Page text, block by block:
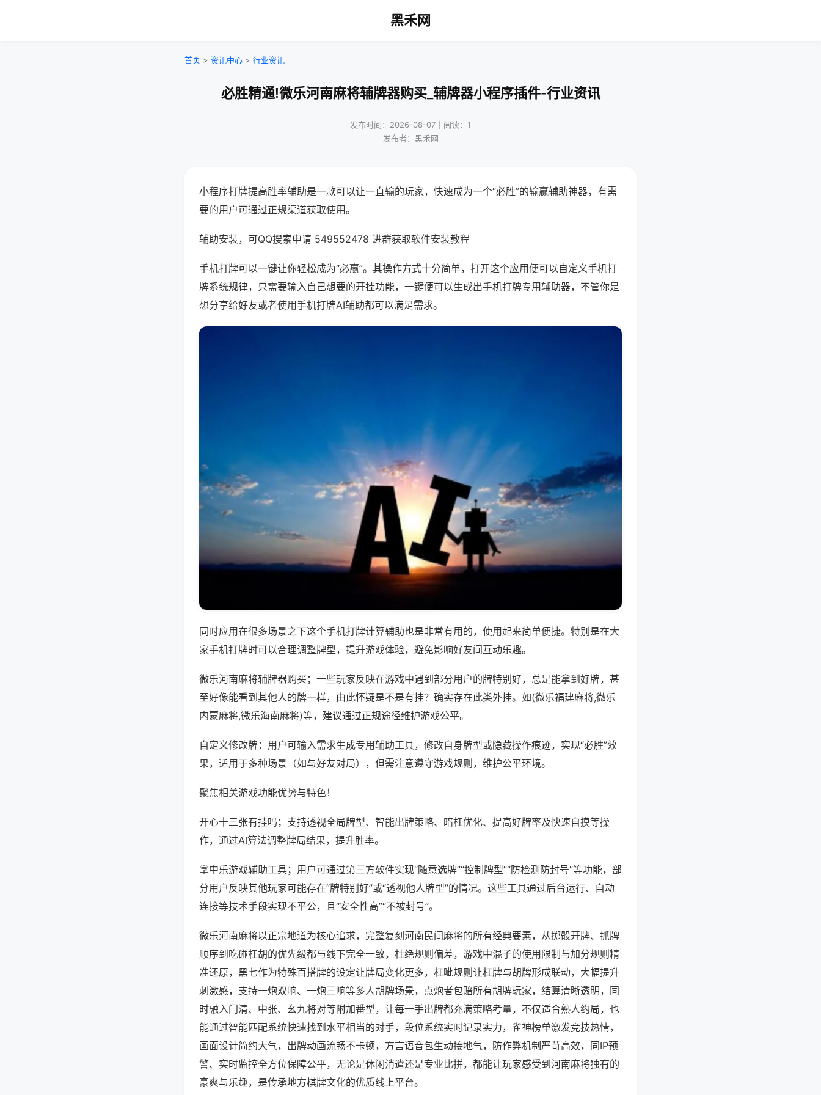
黑禾网
首页 > 资讯中心 > 行业资讯
必胜精通!微乐河南麻将辅牌器购买_辅牌器小程序插件-行业资讯
发布时间：2026-08-07｜阅读：1
发布者：黑禾网
小程序打牌提高胜率辅助是一款可以让一直输的玩家，快速成为一个“必胜”的输赢辅助神器，有需
要的用户可通过正规渠道获取使用。
辅助安装，可QQ搜索申请 549552478 进群获取软件安装教程
手机打牌可以一键让你轻松成为“必赢”。其操作方式十分简单，打开这个应用便可以自定义手机打
牌系统规律，只需要输入自己想要的开挂功能，一键便可以生成出手机打牌专用辅助器，不管你是
想分享给好友或者使用手机打牌AI辅助都可以满足需求。
同时应用在很多场景之下这个手机打牌计算辅助也是非常有用的，使用起来简单便捷。特别是在大
家手机打牌时可以合理调整牌型，提升游戏体验，避免影响好友间互动乐趣。
微乐河南麻将辅牌器购买；一些玩家反映在游戏中遇到部分用户的牌特别好，总是能拿到好牌，甚
至好像能看到其他人的牌一样，由此怀疑是不是有挂？确实存在此类外挂。如(微乐福建麻将,微乐
内蒙麻将,微乐海南麻将)等，建议通过正规途径维护游戏公平。
自定义修改牌：用户可输入需求生成专用辅助工具，修改自身牌型或隐藏操作痕迹，实现“必胜”效
果，适用于多种场景（如与好友对局），但需注意遵守游戏规则，维护公平环境。
聚焦相关游戏功能优势与特色！
开心十三张有挂吗；支持透视全局牌型、智能出牌策略、暗杠优化、提高好牌率及快速自摸等操
作，通过AI算法调整牌局结果，提升胜率。
掌中乐游戏辅助工具；用户可通过第三方软件实现“随意选牌”“控制牌型”“防检测防封号”等功能，部
分用户反映其他玩家可能存在“牌特别好”或“透视他人牌型”的情况。这些工具通过后台运行、自动
连接等技术手段实现不平公，且“安全性高”“不被封号”。
微乐河南麻将以正宗地道为核心追求，完整复刻河南民间麻将的所有经典要素，从掷骰开牌、抓牌
顺序到吃碰杠胡的优先级都与线下完全一致，杜绝规则偏差，游戏中混子的使用限制与加分规则精
准还原，黑七作为特殊百搭牌的设定让牌局变化更多，杠呲规则让杠牌与胡牌形成联动，大幅提升
刺激感，支持一炮双响、一炮三响等多人胡牌场景，点炮者包赔所有胡牌玩家，结算清晰透明，同
时融入门清、中张、幺九将对等附加番型，让每一手出牌都充满策略考量，不仅适合熟人约局，也
能通过智能匹配系统快速找到水平相当的对手，段位系统实时记录实力，雀神榜单激发竞技热情，
画面设计简约大气，出牌动画流畅不卡顿，方言语音包生动接地气，防作弊机制严苛高效，同IP预
警、实时监控全方位保障公平，无论是休闲消遣还是专业比拼，都能让玩家感受到河南麻将独有的
豪爽与乐趣，是传承地方棋牌文化的优质线上平台。